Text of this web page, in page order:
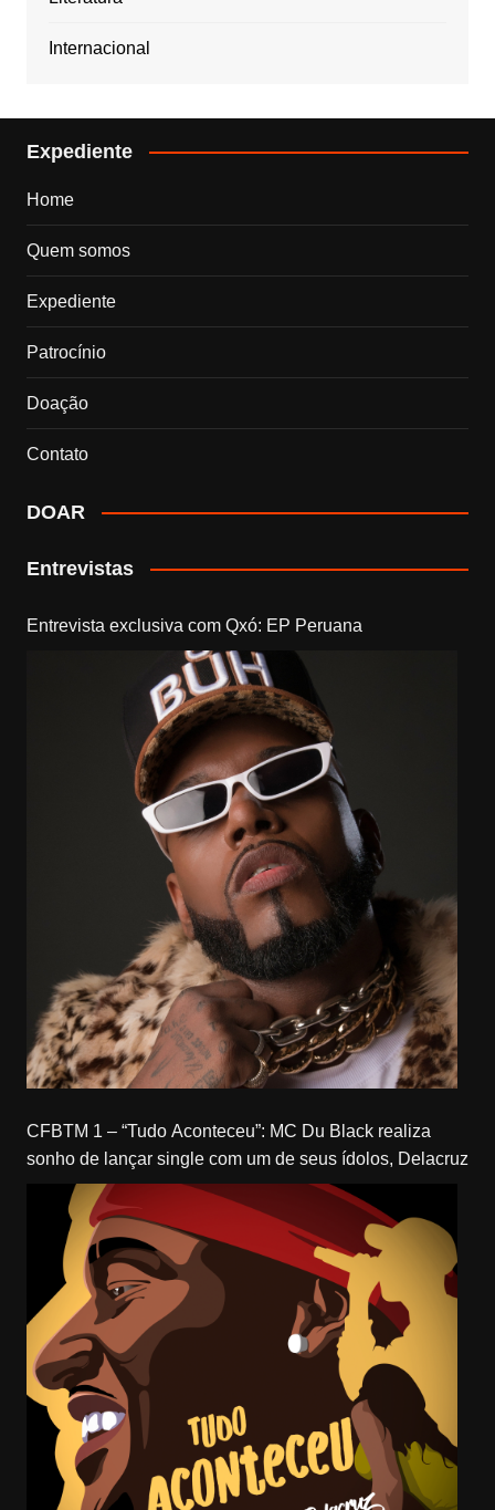
Internacional
Expediente
Home
Quem somos
Expediente
Patrocínio
Doação
Contato
DOAR
Entrevistas
Entrevista exclusiva com Qxó: EP Peruana
CFBTM 1 – “Tudo Aconteceu”: MC Du Black realiza
sonho de lançar single com um de seus ídolos, Delacruz